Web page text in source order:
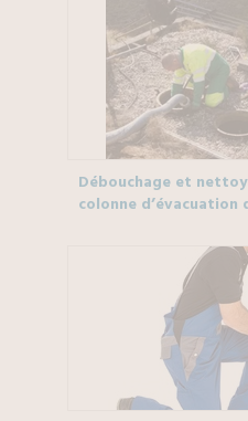
Débouchage et
colonne d’évacuation